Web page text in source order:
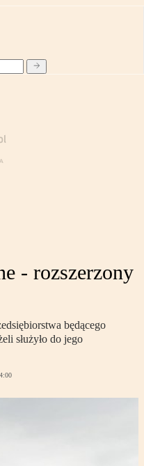
- rozszerzony
będącego
służyło do jego